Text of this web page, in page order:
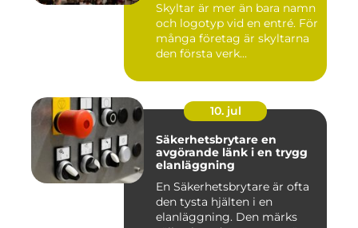
Skyltar är mer än bara namn
och logotyp vid en entré. För
många företag är skyltarna
den första verk...
10. jul
Säkerhetsbrytare en
avgörande länk i en trygg
elanläggning
En Säkerhetsbrytare är ofta
den tysta hjälten i en
elanläggning. Den märks